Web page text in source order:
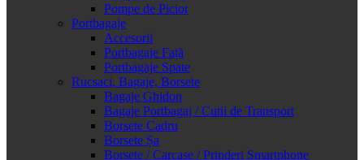
Pompe de Picior
Portbagaje
Accesorii
Portbagaje Față
Portbagaje Spate
Rucsaci, Bagaje, Borsete
Bagaje Ghidon
Bagaje Portbagaj / Cutii de Transport
Borsete Cadru
Borsete Șa
Borsete / Carcase / Prinderi Smartphone